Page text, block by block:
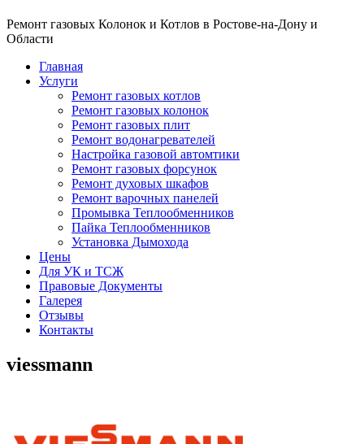
Ремонт газовых Колонок и Котлов в Ростове-на-Дону и
Области
Главная
Услуги
Ремонт газовых котлов
Ремонт газовых колонок
Ремонт газовых плит
Ремонт водонагревателей
Настройка газовой автомтики
Ремонт газовых форсунок
Ремонт духовых шкафов
Ремонт варочных панелей
Промывка Теплообменников
Пайка Теплообменников
Установка Дымохода
Цены
Для УК и ТСЖ
Правовые Документы
Галерея
Отзывы
Контакты
viessmann